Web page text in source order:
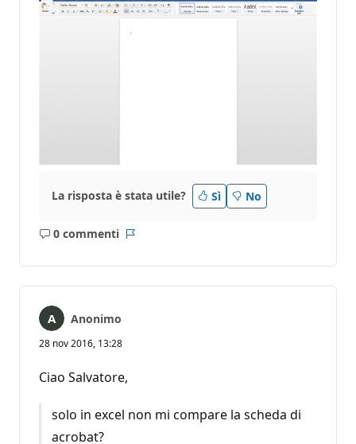
La risposta è stata utile? Sì No
0 commenti
Nessun
Anonimo
28 nov 2016, 13:28
Ciao Salvatore,
solo in excel non mi compare la scheda di
acrobat?